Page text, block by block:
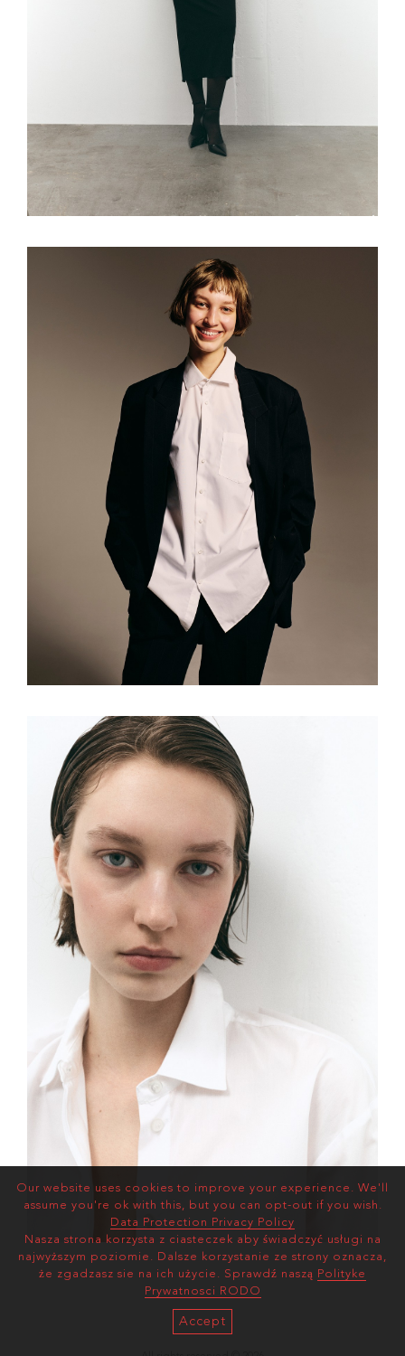
Our website uses cookies to improve your experience. We'll
assume you're ok with this, but you can opt-out if you wish.
Data Protection Privacy Policy
Nasza strona korzysta z ciasteczek aby świadczyć usługi na
najwyższym poziomie. Dalsze korzystanie ze strony oznacza,
że zgadzasz sie na ich użycie. Sprawdź naszą Polityke
Prywatnosci RODO
Accept